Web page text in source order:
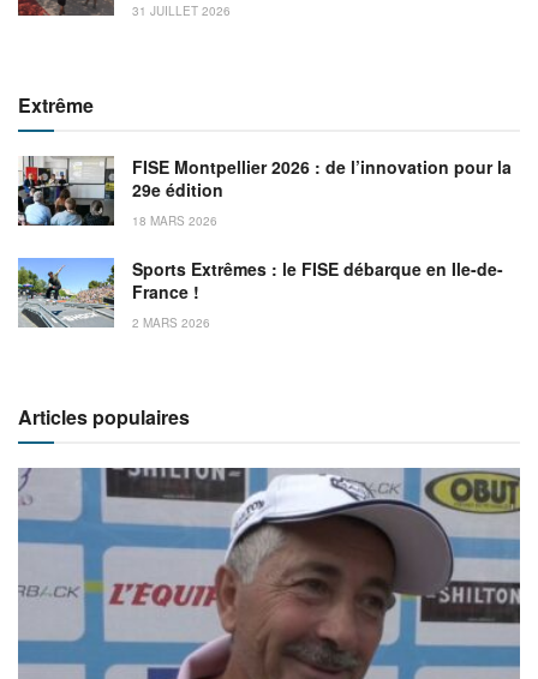
31 JUILLET 2026
Extrême
FISE Montpellier 2026 : de l’innovation pour la
29e édition
18 MARS 2026
Sports Extrêmes : le FISE débarque en Ile-de-
France !
2 MARS 2026
Articles populaires